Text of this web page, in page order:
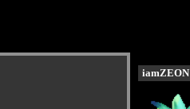
iamZEON